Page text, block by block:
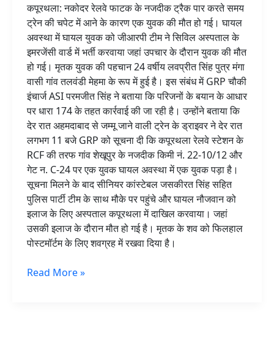
कपूरथला: नकोदर रेलवे फाटक के नजदीक ट्रैक पार करते समय
ट्रेन की चपेट में आने के कारण एक युवक की मौत हो गई। घायल
अवस्था में घायल युवक को जीआरपी टीम ने सिविल अस्पताल के
इमरजेंसी वार्ड में भर्ती करवाया जहां उपचार के दौरान युवक की मौत
हो गई। मृतक युवक की पहचान 24 वर्षीय लवप्रीत सिंह पुत्र मंगा
वासी गांव तलवंडी मेहमा के रूप में हुई है। इस संबंध में GRP चौकी
इंचार्ज ASI परमजीत सिंह ने बताया कि परिजनों के बयान के आधार
पर धारा 174 के तहत कार्रवाई की जा रही है। उन्होंने बताया कि
देर रात अहमदाबाद से जम्मू जाने वाली ट्रेन के ड्राइवर ने देर रात
लगभग 11 बजे GRP को सूचना दी कि कपूरथला रेलवे स्टेशन के
RCF की तरफ गांव शेखूपुर के नजदीक किमी नं. 22-10/12 और
गेट न. C-24 पर एक युवक घायल अवस्था में एक युवक पड़ा है।
सूचना मिलने के बाद सीनियर कांस्टेबल जसकीरत सिंह सहित
पुलिस पार्टी टीम के साथ मौके पर पहुंचे और घायल नौजवान को
इलाज के लिए अस्पताल कपूरथला में दाखिल करवाया। जहां
उसकी इलाज के दौरान मौत हो गई है। मृतक के शव को फिलहाल
पोस्टमॉर्टम के लिए शवग्रह में रखवा दिया है।
अंतिम
सांस
Read More »